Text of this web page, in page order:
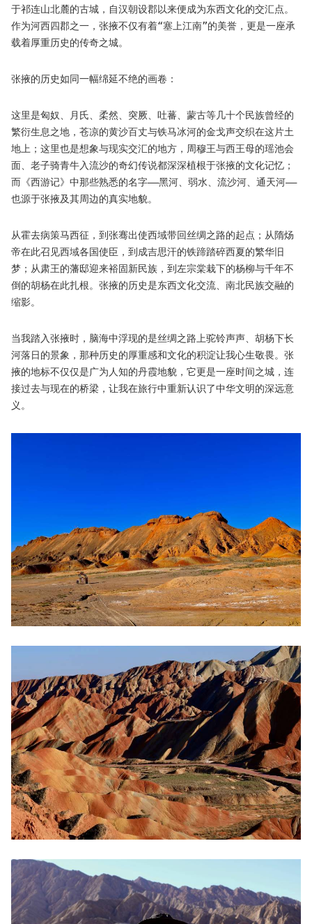
于祁连山北麓的古城，自汉朝设郡以来便成为东西文化的交汇点。
作为河西四郡之一，张掖不仅有着“塞上江南”的美誉，更是一座承
载着厚重历史的传奇之城。
张掖的历史如同一幅绵延不绝的画卷：
这里是匈奴、月氏、柔然、突厥、吐蕃、蒙古等几十个民族曾经的
繁衍生息之地，苍凉的黄沙百丈与铁马冰河的金戈声交织在这片土
地上；这里也是想象与现实交汇的地方，周穆王与西王母的瑶池会
面、老子骑青牛入流沙的奇幻传说都深深植根于张掖的文化记忆；
而《西游记》中那些熟悉的名字——黑河、弱水、流沙河、通天河——
也源于张掖及其周边的真实地貌。
从霍去病策马西征，到张骞出使西域带回丝绸之路的起点；从隋炀
帝在此召见西域各国使臣，到成吉思汗的铁蹄踏碎西夏的繁华旧
梦；从肃王的藩邸迎来裕固新民族，到左宗棠栽下的杨柳与千年不
倒的胡杨在此扎根。张掖的历史是东西文化交流、南北民族交融的
缩影。
当我踏入张掖时，脑海中浮现的是丝绸之路上驼铃声声、胡杨下长
河落日的景象，那种历史的厚重感和文化的积淀让我心生敬畏。张
掖的地标不仅仅是广为人知的丹霞地貌，它更是一座时间之城，连
接过去与现在的桥梁，让我在旅行中重新认识了中华文明的深远意
义。